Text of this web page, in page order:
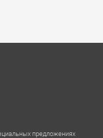
предложениях